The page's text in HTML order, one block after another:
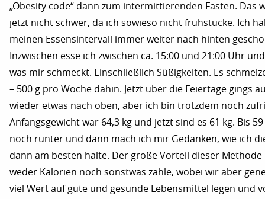
„Obesity code“ dann zum intermittierenden Fasten. Das
jetzt nicht schwer, da ich sowieso nicht frühstücke. Ich
meinen Essensintervall immer weiter nach hinten
Inzwischen esse ich zwischen ca. 15:00 und 21:00 Uhr
was mir schmeckt. Einschließlich Süßigkeiten. Es
– 500 g pro Woche dahin. Jetzt über die Feiertage gings
wieder etwas nach oben, aber ich bin trotzdem noch
Anfangsgewicht war 64,3 kg und jetzt sind es 61 kg. Bis
noch runter und dann mach ich mir Gedanken, wie ich
dann am besten halte. Der große Vorteil dieser Methode
weder Kalorien noch sonstwas zähle, wobei wir aber
viel Wert auf gute und gesunde Lebensmittel legen und